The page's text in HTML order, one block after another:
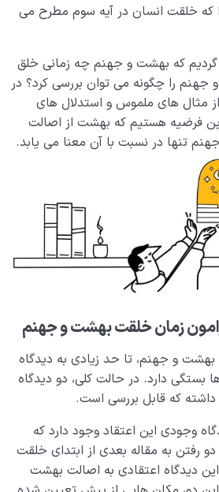
بهشت برای انسانی که در مسیر
مهم است؟
جای گرفته است؛ چرا کسب این
چیست؟ چرا سلامت قلب کلید
تمرین ساده می تواند زندگی ما را
نشانه های فسق و راه هایی برای رهایی از
اصیل؛ تحلیلی بر تفاوت میان
شدن در جهنم بیمارستان آخرت
ما با بهشت چگونه جهنم را
فهم ماهیت و جایگاه جهنم
خلقت انسان در آیه سوم مطرح می
گردیم که بهشت و جهنم چه زمانی خلق
را چگونه می توان بررسی کرد؟ در
مثال های ملموس و استدلال های
فرضیه هستیم که بهشت از اصالت
تنها در نسبت با آن معنا می یابد.
زمان خلقت بهشت و جهنم
و جهنم، تا حد زیادی به دیدگاه
بستگی دارد. در حالت کلی، دو دیدگاه
داشته که قابل بررسی است.
وجودی این اعتقاد وجود دارد که
دو رفتن به مقاله بعدی از ابتدای خلقت
دیدگاه اعتقادی به اصالت بهشت